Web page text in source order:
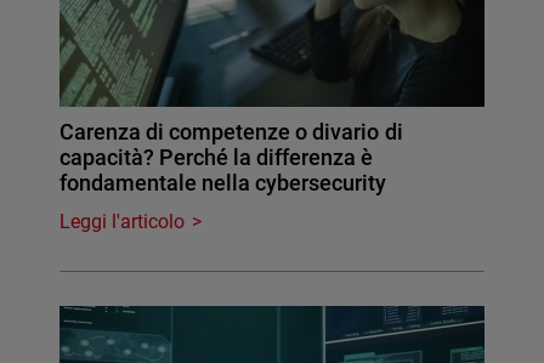
Carenza di competenze o divario di
capacità? Perché la differenza è
fondamentale nella cybersecurity
Leggi l'articolo